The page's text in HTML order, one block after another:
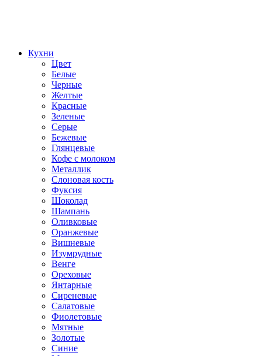
Кухни
Цвет
Белые
Черные
Желтые
Красные
Зеленые
Серые
Бежевые
Глянцевые
Кофе с молоком
Металлик
Слоновая кость
Фуксия
Шоколад
Шампань
Оливковые
Оранжевые
Вишневые
Изумрудные
Венге
Ореховые
Янтарные
Сиреневые
Салатовые
Фиолетовые
Мятные
Золотые
Синие